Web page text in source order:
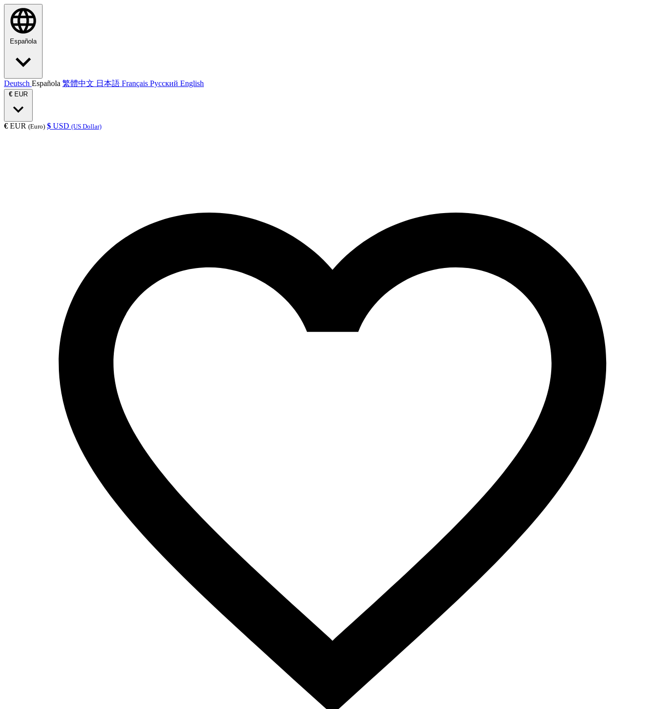
Española
Deutsch Española 繁體中文 日本語 Français Русский English
€ EUR
€ EUR (Euro) $ USD (US Dollar)